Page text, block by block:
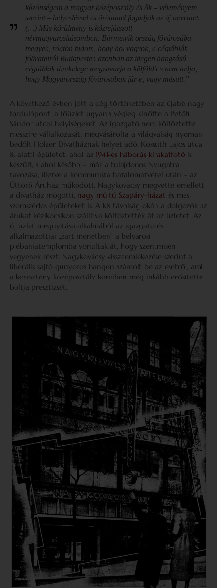
közönségem a magyar középosztály és ők – véleményem
szerint – helyesléssel és örömmel fogadják az új nevemet.
(…) Más körülmény is közrejátszott
névmagyarosításomban. Bármelyik ország fővárosába
megyek, rögtön tudom, hogy hol vagyok, a cégtáblák
föliratairól Budapesten azonban az idegen hangzású
cégtáblák tömkelege megzavarja a külföldit s nem tudja,
hogy Magyarország fővárosában jár-e, vagy másutt.”
A következő évben jött a cég történetében az újabb nagy
fordulópont, a főüzlet ugyanis végleg kinőtte a Petőfi
Sándor utcai helyiségeket. Az igazgató nem költöztette
messzire vállalkozását: megvásárolta a világválság nyomán
bedőlt Holzer Divatháznak helyet adó, Kossuth Lajos utca
8. alatti épületet, ahol az 1941-es háborús kirakatfotó is
készült, s ahol később – már a tulajdonos Nyugatra
távozása, illetve a kommunista hatalomátvétel után – az
Úttörő Áruház működött. Nagykovácsy megvette emellett
a divatház mögötti, nagy múltú Szapáry-házat és más
szomszédos épületeket is. A kis távolság okán a dolgozók az
árukat kézikocsikon szállítva költöztették át az üzletet. Az
új üzlet megnyitása alkalmából az igazgató és
alkalmazottjai „zárt menetben” a belvárosi
plébániatemplomba vonultak át, hogy szentmisén
vegyenek részt. Nagykovácsy visszaemlékezése szerint a
liberális sajtó gunyoros hangon számolt be az esetről, ami
a keresztény középosztály köreiben még inkább erősítette
boltja presztízsét.